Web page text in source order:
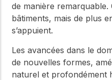
de manière
bâtiments, mais de plus
s’appuient.
Les avancées dans le
de nouvelles formes,
naturel et profondément